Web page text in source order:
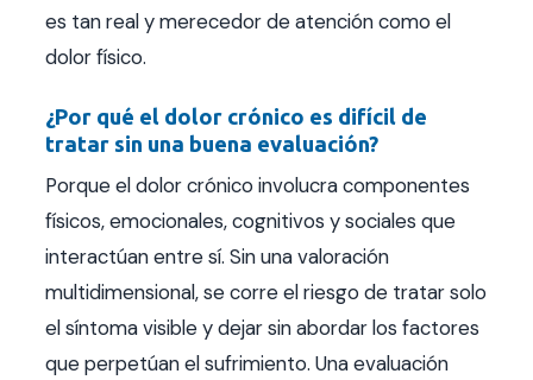
es tan real y merecedor de atención como el
dolor físico.
¿Por qué el dolor crónico es difícil de
tratar sin una buena evaluación?
Porque el dolor crónico involucra componentes
físicos, emocionales, cognitivos y sociales que
interactúan entre sí. Sin una valoración
multidimensional, se corre el riesgo de tratar solo
el síntoma visible y dejar sin abordar los factores
que perpetúan el sufrimiento. Una evaluación